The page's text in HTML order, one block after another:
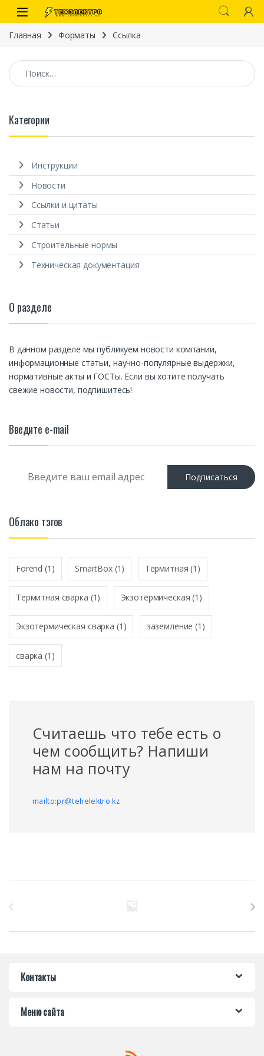
Перейти к навигации
перейти к содержанию
Open
Главная Форматы Ссылка
Считаешь что тебе есть о
чем сообщить? Напиши
нам на почту
mailto:pr@tehelektro.kz
Найти:
Категории
Инструкции
Новости
Ссылки и цитаты
Статьи
Строительные нормы
Техническая документация
О разделе
В данном разделе мы публикуем новости компании,
информационные статьи, научно-популярные выдержки,
нормативные акты и ГОСТы. Если вы хотите получать
свежие новости, подпишитесь!
Введите e-mail
l
*
Подписаться
Облако тэгов
Forend (1) SmartBox(1) Термитная (1)
Термитная сварка (1) Экзотермическая (1)
Экзотермическая сварка (1) заземление (1)
сварка (1)
Контакты
Меню сайта